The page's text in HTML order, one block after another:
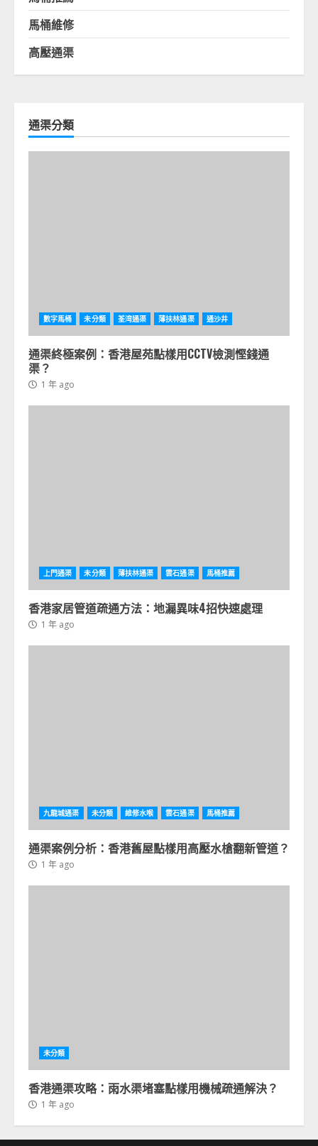
馬桶維修
高壓通渠
通渠分類
數字馬桶 未分類 荃湾通渠 薄扶林通渠 通沙井
通渠終極案例：香港屋苑點樣用CCTV檢測慳錢通
渠？
1 年 ago
上門通渠 未分類 薄扶林通渠 雲石通渠 馬桶推薦
香港家居管道疏通方法：地漏異味4招快速處理
1 年 ago
九龍城通渠 未分類 維修水喉 雲石通渠 馬桶推薦
通渠案例分析：香港舊屋點樣用高壓水槍翻新管道？
1 年 ago
未分類
香港通渠攻略：雨水渠堵塞點樣用機械疏通解決？
1 年 ago